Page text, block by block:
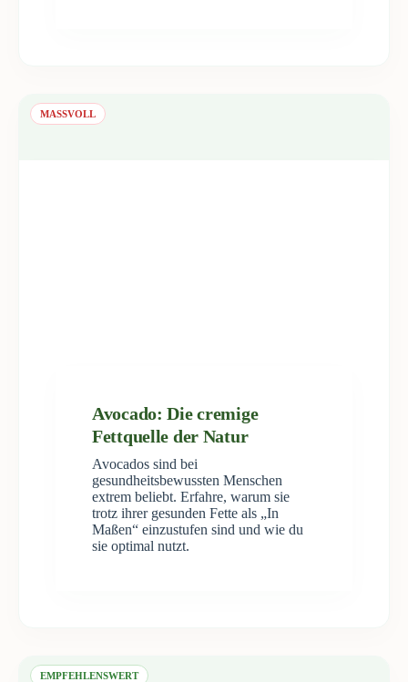
MASSVOLL
Avocado: Die cremige
Fettquelle der Natur
Avocados sind bei
gesundheitsbewussten Menschen
extrem beliebt. Erfahre, warum sie
trotz ihrer gesunden Fette als „In
Maßen“ einzustufen sind und wie du
sie optimal nutzt.
EMPFEHLENSWERT